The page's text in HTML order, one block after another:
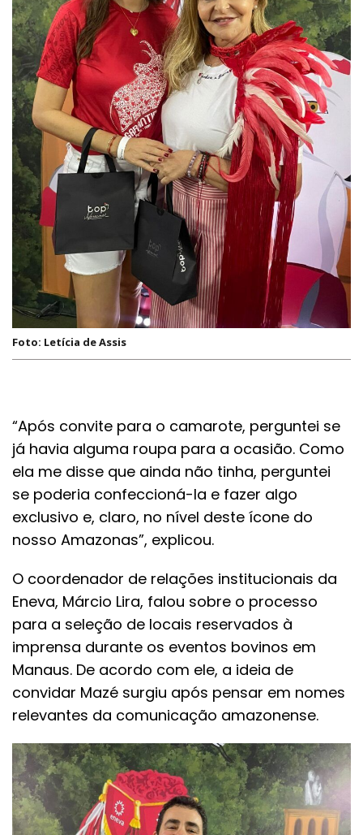
Foto: Letícia de Assis
“Após convite para o camarote, perguntei se
já havia alguma roupa para a ocasião. Como
ela me disse que ainda não tinha, perguntei
se poderia confeccioná-la e fazer algo
exclusivo e, claro, no nível deste ícone do
nosso Amazonas”, explicou.
O coordenador de relações institucionais da
Eneva, Márcio Lira, falou sobre o processo
para a seleção de locais reservados à
imprensa durante os eventos bovinos em
Manaus. De acordo com ele, a ideia de
convidar Mazé surgiu após pensar em nomes
relevantes da comunicação amazonense.